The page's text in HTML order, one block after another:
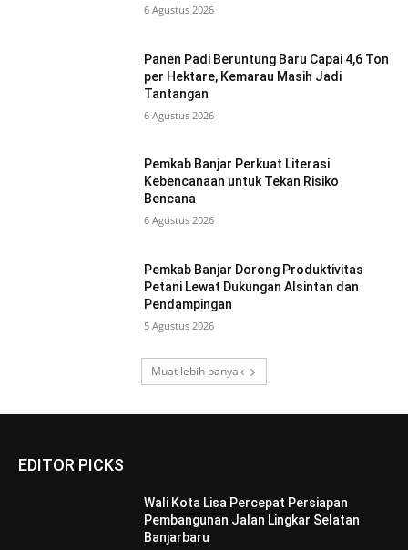
6 Agustus 2026
Panen Padi Beruntung Baru Capai 4,6 Ton
per Hektare, Kemarau Masih Jadi
Tantangan
6 Agustus 2026
Pemkab Banjar Perkuat Literasi
Kebencanaan untuk Tekan Risiko
Bencana
6 Agustus 2026
Pemkab Banjar Dorong Produktivitas
Petani Lewat Dukungan Alsintan dan
Pendampingan
5 Agustus 2026
Muat lebih banyak
EDITOR PICKS
Wali Kota Lisa Percepat Persiapan
Pembangunan Jalan Lingkar Selatan
Banjarbaru